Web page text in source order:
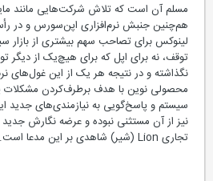
مسلم آن است که تلاش شرکت‌هایی مانند
هم‌چنین جنبش نرم‌افزاری اپن‌سورس و در رأس
لینوکس برای تصاحب سهم بیشتری از بازار
توقف، نه برای اپل که برای هیچ‌یک از دیگر
نگذاشته و در نتیجه هر یک از این غول‌های
محصولی نوین با هدف برطرف‌كردن مشکلات
سیستم و پاسخ‌گویی به نیازمندی‌های جدید
نیز از آن مستثنی نبوده و عرضه نگارش جدید
تجاری Lion (شیر) شاهدی بر این مدعا است.